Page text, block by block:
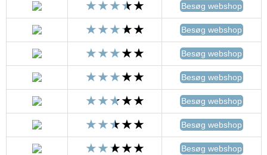
Besøg webshop
Besøg webshop
Besøg webshop
Besøg webshop
Besøg webshop
Besøg webshop
Besøg webshop